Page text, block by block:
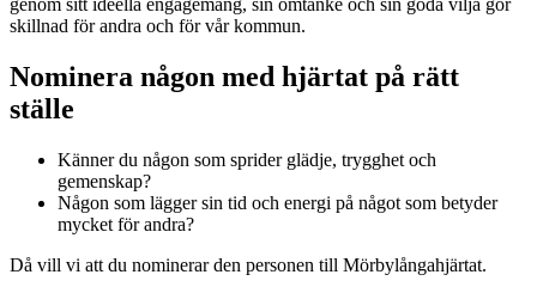
skillnad för andra och för vår kommun.
Nominera någon med hjärtat på rätt
ställe
Känner du någon som sprider glädje, trygghet och
gemenskap?
Någon som lägger sin tid och energi på något som betyder
mycket för andra?
Då vill vi att du nominerar den personen till Mörbylångahjärtat.